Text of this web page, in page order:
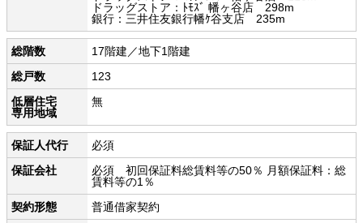
ドラッグストア：ﾄﾓｽﾞ 幡ヶ谷店 298m
銀行：三井住友銀行幡ｹ谷支店 235m
総階数
17階建／地下1階建
総戸数
123
低層住宅
専用地域
無
保証人代行
必須
保証会社
必須 初回保証料総賃料等の50％ 月額保証料：総
賃料等の1％
契約形態
普通借家契約